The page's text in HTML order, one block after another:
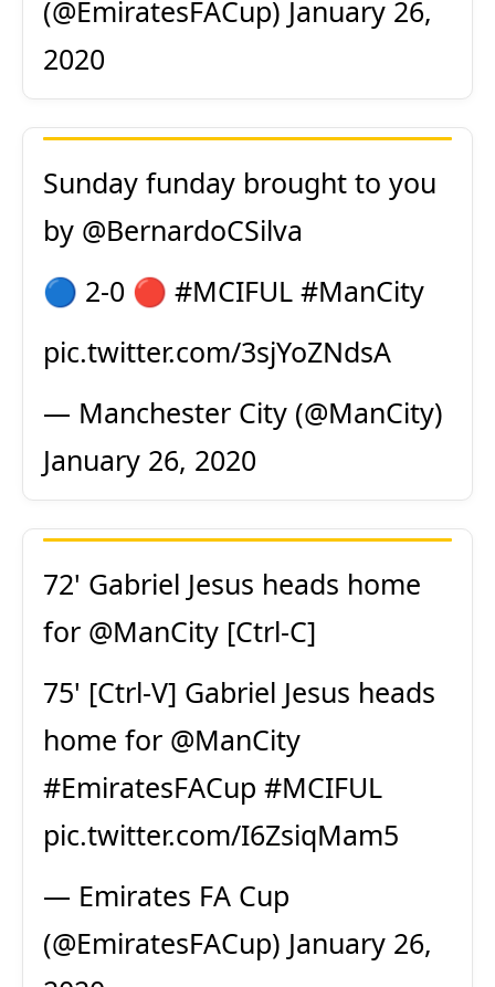
(@EmiratesFACup) January 26,
2020
Sunday funday brought to you
by @BernardoCSilva
🔵 2-0 🔴 #MCIFUL #ManCity
pic.twitter.com/3sjYoZNdsA
— Manchester City (@ManCity)
January 26, 2020
72' Gabriel Jesus heads home
for @ManCity [Ctrl-C]
75' [Ctrl-V] Gabriel Jesus heads
home for @ManCity
#EmiratesFACup #MCIFUL
pic.twitter.com/I6ZsiqMam5
— Emirates FA Cup
(@EmiratesFACup) January 26,